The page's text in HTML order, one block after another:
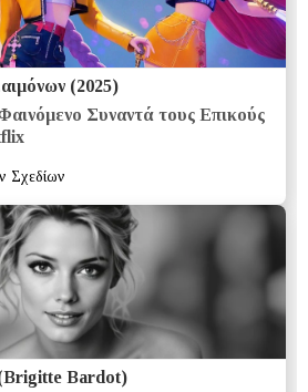
(2025)
Συναντά τους Επικούς
Σχεδίων
Bardot)